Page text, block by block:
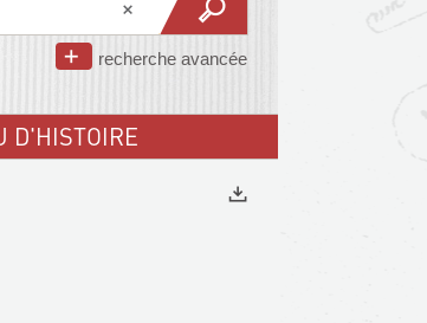
recherche avancée
D'HISTOIRE